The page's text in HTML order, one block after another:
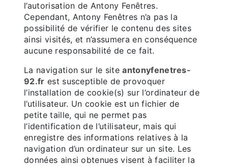
l’autorisation de Antony Fenêtres.
Cependant, Antony Fenêtres n’a pas la
possibilité de vérifier le contenu des sites
ainsi visités, et n’assumera en conséquence
aucune responsabilité de ce fait.
La navigation sur le siteantonyfenetres-
92.fr est susceptible de provoquer
l’installation de cookie(s) sur l’ordinateur de
l’utilisateur. Un cookie est un fichier de
petite taille, qui ne permet pas
l’identification de l’utilisateur, mais qui
enregistre des informations relatives à la
navigation d’un ordinateur sur un site. Les
données ainsi obtenues visent à faciliter la